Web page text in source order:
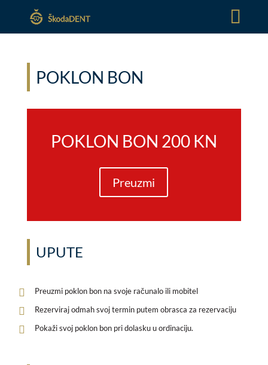
POKLON BON
POKLON BON 200 KN
Preuzmi
UPUTE
Preuzmi poklon bon na svoje računalo ili mobitel
Rezerviraj odmah svoj termin putem obrasca za rezervaciju
Pokaži svoj poklon bon pri dolasku u ordinaciju.